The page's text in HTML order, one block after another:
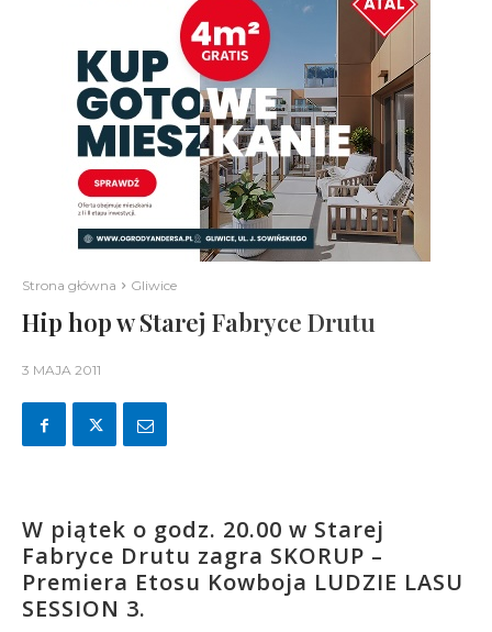
Strona główna Gliwice
Hip hop w Starej Fabryce Drutu
3 MAJA 2011
W piątek o godz. 20.00 w Starej
Fabryce Drutu zagra SKORUP –
Premiera Etosu Kowboja LUDZIE LASU
SESSION 3.